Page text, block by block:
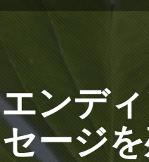
ンデ
ージ